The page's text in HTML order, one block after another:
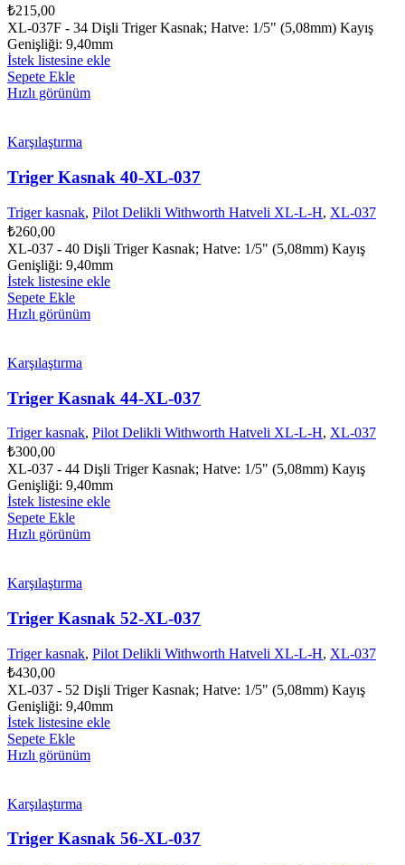
₺215,00
XL-037F - 34 Dişli Triger Kasnak; Hatve: 1/5" (5,08mm) Kayış
Genişliği: 9,40mm
İstek listesine ekle
Sepete Ekle
Hızlı görünüm
Karşılaştırma
Triger Kasnak 40-XL-037
Triger kasnak, Pilot Delikli Withworth Hatveli XL-L-H, XL-037
₺260,00
XL-037 - 40 Dişli Triger Kasnak; Hatve: 1/5" (5,08mm) Kayış
Genişliği: 9,40mm
İstek listesine ekle
Sepete Ekle
Hızlı görünüm
Karşılaştırma
Triger Kasnak 44-XL-037
Triger kasnak, Pilot Delikli Withworth Hatveli XL-L-H, XL-037
₺300,00
XL-037 - 44 Dişli Triger Kasnak; Hatve: 1/5" (5,08mm) Kayış
Genişliği: 9,40mm
İstek listesine ekle
Sepete Ekle
Hızlı görünüm
Karşılaştırma
Triger Kasnak 52-XL-037
Triger kasnak, Pilot Delikli Withworth Hatveli XL-L-H, XL-037
₺430,00
XL-037 - 52 Dişli Triger Kasnak; Hatve: 1/5" (5,08mm) Kayış
Genişliği: 9,40mm
İstek listesine ekle
Sepete Ekle
Hızlı görünüm
Karşılaştırma
Triger Kasnak 56-XL-037